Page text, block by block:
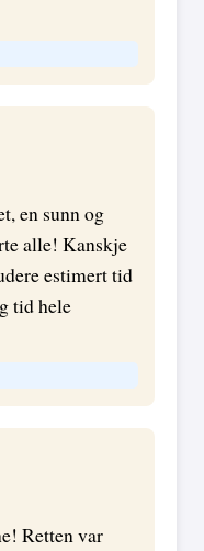
en sunn og
alle! Kanskje
estimert tid
tid hele
Retten var